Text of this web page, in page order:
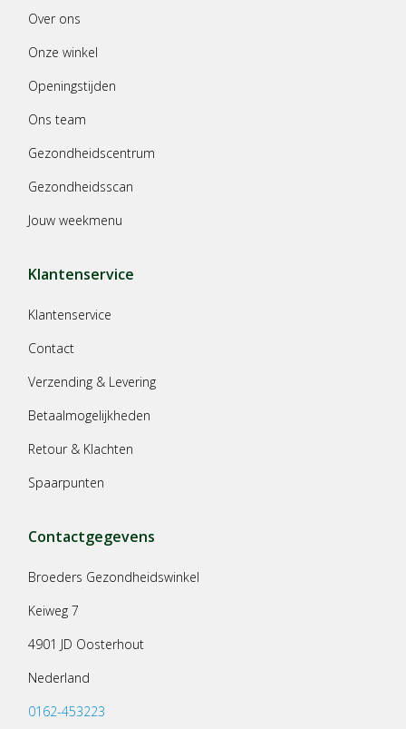
Over ons
Onze winkel
Openingstijden
Ons team
Gezondheidscentrum
Gezondheidsscan
Jouw weekmenu
Klantenservice
Klantenservice
Contact
Verzending & Levering
Betaalmogelijkheden
Retour & Klachten
Spaarpunten
Contactgegevens
Broeders Gezondheidswinkel
Keiweg 7
4901 JD Oosterhout
Nederland
0162-453223